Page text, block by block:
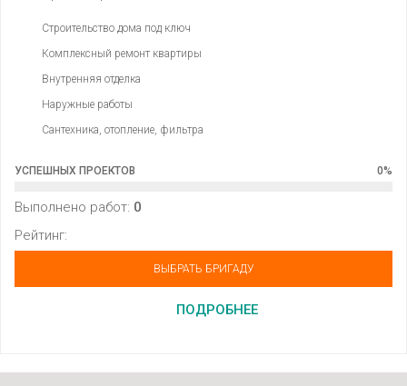
Строительство дома под ключ
Комплексный ремонт квартиры
Внутренняя отделка
Наружные работы
Сантехника, отопление, фильтра
УСПЕШНЫХ ПРОЕКТОВ 0%
Выполнено работ: 0
Рейтинг:
ВЫБРАТЬ БРИГАДУ
ПОДРОБНЕЕ